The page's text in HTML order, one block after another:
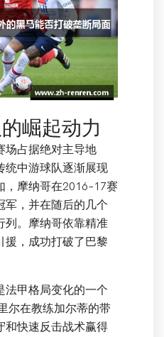
崛起动力
场占据绝对主导地
统中游球队逐渐展现
，摩纳哥在2016-17赛
军，并在随后的几个
列。摩纳哥依靠精准
援，成功打破了巴黎
法甲格局变化的一个
尔在教练加尔蒂的带
和快速反击战术赢得